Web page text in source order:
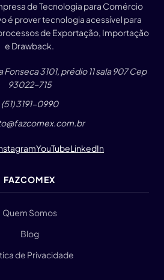
de Tecnologia para Comércio
é prover tecnologia acessível para
de Exportação, Importação
e Drawback.
3101, prédio 11 sala 907 Cep
93022-715
(51) 3191-0990
YouTubeLinkedIn
FAZCOMEX
Quem Somos
Blog
de Privacidade